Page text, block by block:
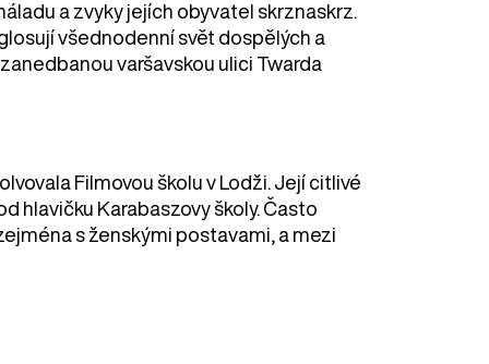
a zvyky jejích obyvatel skrznaskrz.
všednodenní svět dospělých a
varšavskou ulici Twarda
Filmovou školu v Lodži. Její citlivé
hlavičku Karabaszovy školy. Často
s ženskými postavami, a mezi